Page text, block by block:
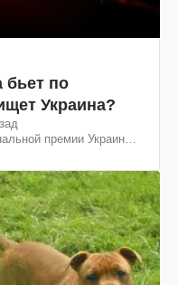
бьет по
Украина?
премии Украины